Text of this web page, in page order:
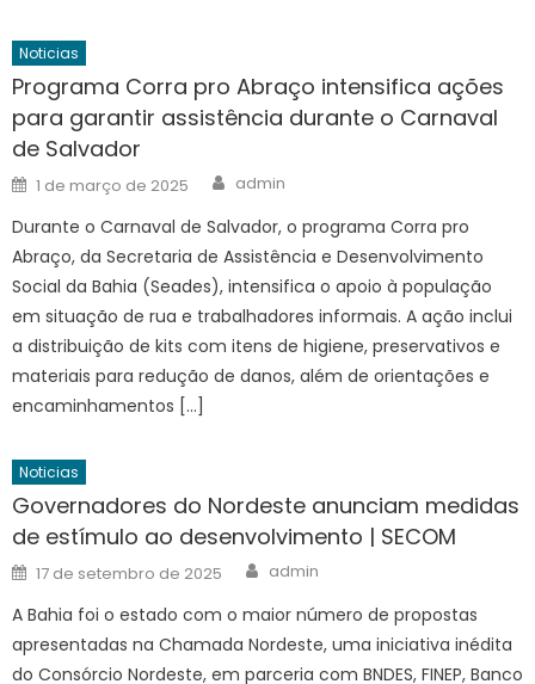
Noticias
Programa Corra pro Abraço intensifica ações
para garantir assistência durante o Carnaval
de Salvador
Posted
on
1 de março de 2025 Author
admin
Durante o Carnaval de Salvador, o programa Corra pro
Abraço, da Secretaria de Assistência e Desenvolvimento
Social da Bahia (Seades), intensifica o apoio à população
em situação de rua e trabalhadores informais. A ação inclui
a distribuição de kits com itens de higiene, preservativos e
materiais para redução de danos, além de orientações e
encaminhamentos […]
Noticias
Governadores do Nordeste anunciam medidas
de estímulo ao desenvolvimento | SECOM
Posted
on
17 de setembro de 2025 Author
admin
A Bahia foi o estado com o maior número de propostas
apresentadas na Chamada Nordeste, uma iniciativa inédita
do Consórcio Nordeste, em parceria com BNDES, FINEP, Banco